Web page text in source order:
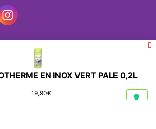
parWordPress
eCommerce
UltimatelySocial
EN INOX VERT PALE 0,2L
19,90€